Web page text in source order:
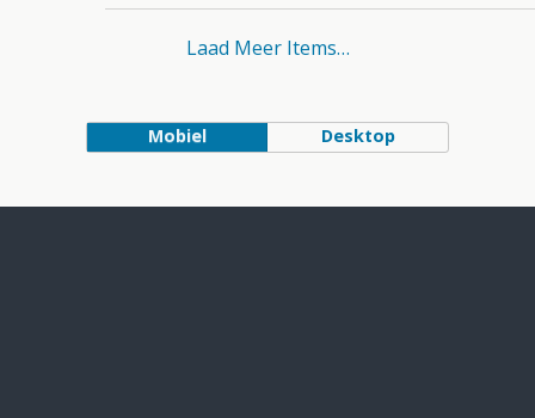
Laad Meer Items…
Mobiel Desktop